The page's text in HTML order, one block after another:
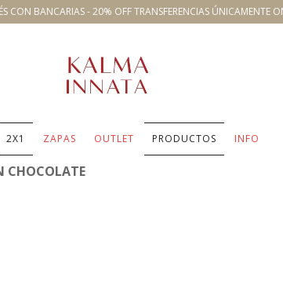
CON BANCARIAS - 20% OFF TRANSFERENCIAS ÚNICAMENTE
2X1 ZAPAS OUTLET PRODUCTOS INFO
CHOCOLATE